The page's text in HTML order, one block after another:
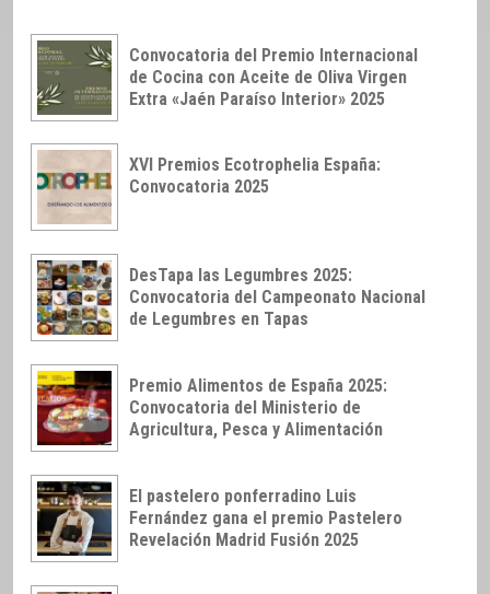
Convocatoria del Premio Internacional
de Cocina con Aceite de Oliva Virgen
Extra «Jaén Paraíso Interior» 2025
XVI Premios Ecotrophelia España:
Convocatoria 2025
DesTapa las Legumbres 2025:
Convocatoria del Campeonato Nacional
de Legumbres en Tapas
Premio Alimentos de España 2025:
Convocatoria del Ministerio de
Agricultura, Pesca y Alimentación
El pastelero ponferradino Luis
Fernández gana el premio Pastelero
Revelación Madrid Fusión 2025